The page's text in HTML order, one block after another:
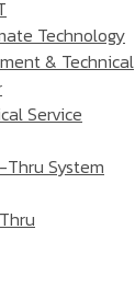
Technology
& Technical
Service
Thru System